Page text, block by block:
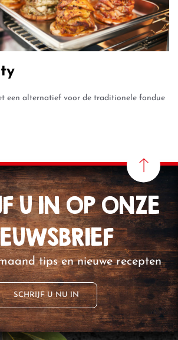
een alternatief voor de traditionele fondue
U IN OP ONZE
tips en nieuwe recepten
SCHRIJF U NU IN